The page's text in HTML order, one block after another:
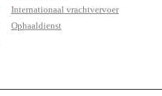
Internationaal vrachtvervoer
Ophaaldienst